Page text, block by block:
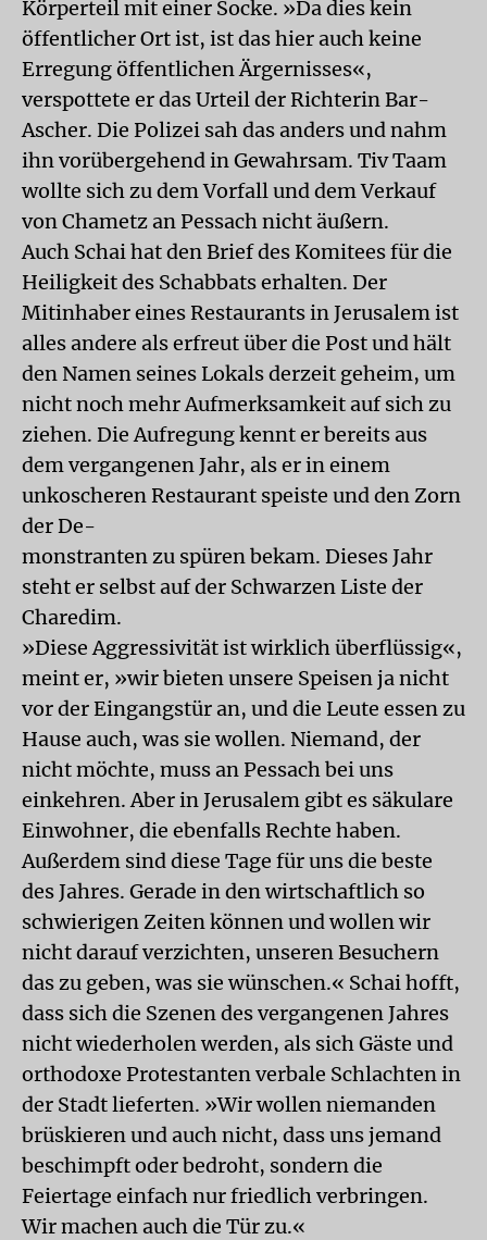
Körperteil mit einer Socke. »Da dies kein
öffentlicher Ort ist, ist das hier auch keine
Erregung öffentlichen Ärgernisses«,
verspottete er das Urteil der Richterin Bar-
Ascher. Die Polizei sah das anders und nahm
ihn vorübergehend in Gewahrsam. Tiv Taam
wollte sich zu dem Vorfall und dem Verkauf
von Chametz an Pessach nicht äußern.
Auch Schai hat den Brief des Komitees für die
Heiligkeit des Schabbats erhalten. Der
Mitinhaber eines Restaurants in Jerusalem ist
alles andere als erfreut über die Post und hält
den Namen seines Lokals derzeit geheim, um
nicht noch mehr Aufmerksamkeit auf sich zu
ziehen. Die Aufregung kennt er bereits aus
dem vergangenen Jahr, als er in einem
unkoscheren Restaurant speiste und den Zorn
der De-
monstranten zu spüren bekam. Dieses Jahr
steht er selbst auf der Schwarzen Liste der
Charedim.
»Diese Aggressivität ist wirklich überflüssig«,
meint er, »wir bieten unsere Speisen ja nicht
vor der Eingangstür an, und die Leute essen zu
Hause auch, was sie wollen. Niemand, der
nicht möchte, muss an Pessach bei uns
einkehren. Aber in Jerusalem gibt es säkulare
Einwohner, die ebenfalls Rechte haben.
Außerdem sind diese Tage für uns die beste
des Jahres. Gerade in den wirtschaftlich so
schwierigen Zeiten können und wollen wir
nicht darauf verzichten, unseren Besuchern
das zu geben, was sie wünschen.« Schai hofft,
dass sich die Szenen des vergangenen Jahres
nicht wiederholen werden, als sich Gäste und
orthodoxe Protestanten verbale Schlachten in
der Stadt lieferten. »Wir wollen niemanden
brüskieren und auch nicht, dass uns jemand
beschimpft oder bedroht, sondern die
Feiertage einfach nur friedlich verbringen.
Wir machen auch die Tür zu.«